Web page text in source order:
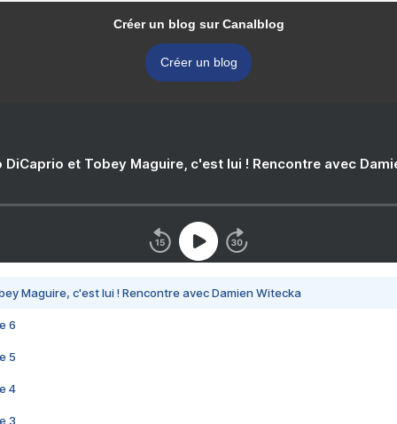
Créer un blog sur Canalblog
Créer un blog
DiCaprio et Tobey Maguire, c'est lui ! Rencontre avec
Maguire, c'est lui ! Rencontre avec Damien Witecka
6
5
4
3